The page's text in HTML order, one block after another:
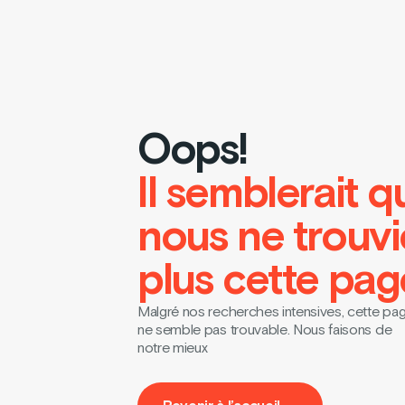
Oops!
Il semblerait
nous ne
plus cette
Malgré nos recherches intensives, cette
ne semble pas trouvable. Nous faisons de
notre mieux